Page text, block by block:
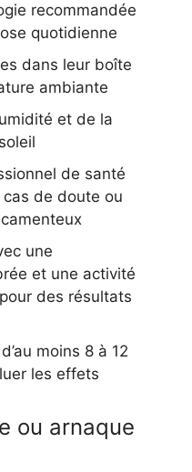
recommandée
quotidienne
dans leur boîte
ambiante
et de la
de santé
de doute ou
une
et une activité
des résultats
moins 8 à 12
les effets
ou arnaque